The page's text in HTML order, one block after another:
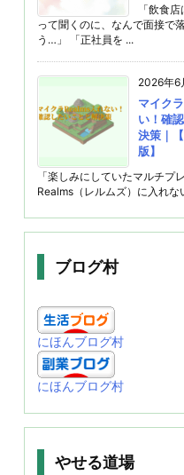
「飲食
って聞くのに、なんで面接で
う…」 「正社員を ...
2026年6
マイク
い！確
決策｜
版】
「楽しみにしていたマルチプ
Realms（レルムズ）に入れな
ブログ村
にほんブログ村
にほんブログ村
やせる道場